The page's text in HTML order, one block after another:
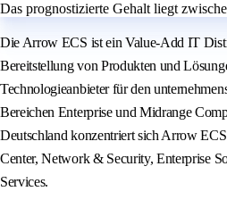
Das prognostizierte Gehalt liegt
Die Arrow ECS ist ein Value-Add IT
Bereitstellung von Produkten und
Technologieanbieter für den
Bereichen Enterprise und Midrange
Deutschland konzentriert sich Arrow
Center, Network & Security, Enterprise
Services.